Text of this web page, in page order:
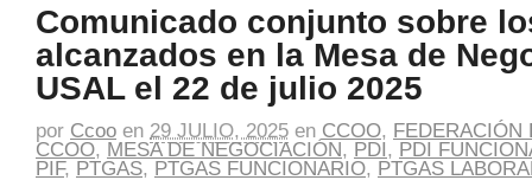
Comunicado conjunto sobre
alcanzados en la Mesa de
USAL el 22 de julio 2025
por Ccoo en 29 JULIO, 2025 en CCOO, FEDERACIÓN
CCOO, MESA DE NEGOCIACIÓN, PDI, PDI
PIF, PTGAS, PTGAS FUNCIONARIO, PTGAS